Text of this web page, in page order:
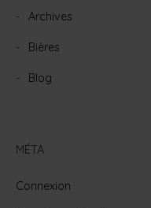
Archives
Bières
Blog
MÉTA
Connexion